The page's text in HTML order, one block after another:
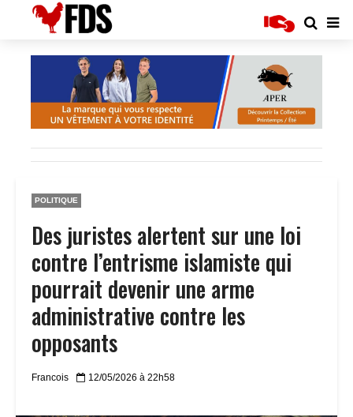
POLITIQUE
Des juristes alertent sur une loi
contre l’entrisme islamiste qui
pourrait devenir une arme
administrative contre les
opposants
Francois 12/05/2026 à 22h58